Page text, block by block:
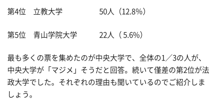
第4位 立教大学 50人（12.8％）
第5位 青山学院大学 22人（ 5.6%）
最も多くの票を集めたのが中央大学で、全体の1／3の人が、
中央大学が「マジメ」そうだと回答。続いて僅差の第2位が法
政大学でした。それぞれの理由も聞いているのでご紹介しま
しょう。